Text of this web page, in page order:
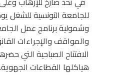
وشمولية برنامج عمل
والمواقف والإجراءات
الافتتاح الصباحية التي
هياكلها القطاعات الجهوية.